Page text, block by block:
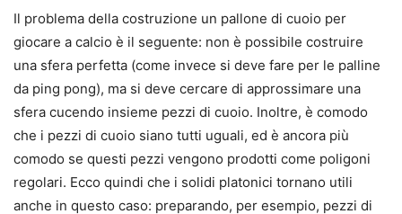
Il problema della costruzione un pallone di cuoio per
giocare a calcio è il seguente: non è possibile costruire
una sfera perfetta (come invece si deve fare per le palline
da ping pong), ma si deve cercare di approssimare una
sfera cucendo insieme pezzi di cuoio. Inoltre, è comodo
che i pezzi di cuoio siano tutti uguali, ed è ancora più
comodo se questi pezzi vengono prodotti come poligoni
regolari. Ecco quindi che i solidi platonici tornano utili
anche in questo caso: preparando, per esempio, pezzi di